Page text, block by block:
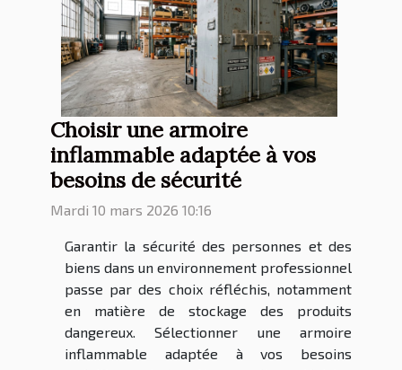
Choisir une armoire
inflammable adaptée à vos
besoins de sécurité
Mardi 10 mars 2026 10:16
Garantir la sécurité des personnes et des
biens dans un environnement professionnel
passe par des choix réfléchis, notamment
en matière de stockage des produits
dangereux. Sélectionner une armoire
inflammable adaptée à vos besoins